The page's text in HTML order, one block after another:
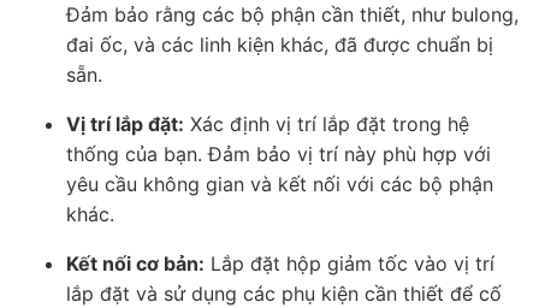
Đảm bảo rằng các bộ phận cần thiết, như bulong,
đai ốc, và các linh kiện khác, đã được chuẩn bị
sẵn.
Vị trí lắp đặt: Xác định vị trí lắp đặt trong hệ
thống của bạn. Đảm bảo vị trí này phù hợp với
yêu cầu không gian và kết nối với các bộ phận
khác.
Kết nối cơ bản: Lắp đặt hộp giảm tốc vào vị trí
lắp đặt và sử dụng các phụ kiện cần thiết để cố